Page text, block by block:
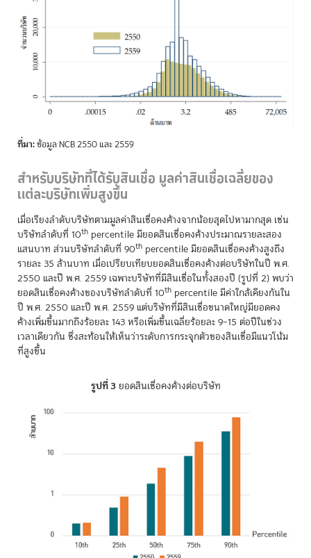
ที่มา:ข้อมูล NCB 2550 และ 2559
สำหรับบริษัทที่ได้รับสินเชื่อ มูลค่าสินเชื่อเฉลี่ยของ
แต่ละบริษัทเพิ่มสูงขึ้น
เมื่อเรียงลำดับบริษัทตามมูลค่าสินเชื่อคงค้างจากน้อยสุดไปหามากสุด เช่น
บริษัทลำดับที่ 10th percentile มียอดสินเชื่อคงค้างประมาณรายละสอง
แสนบาท ส่วนบริษัทลำดับที่ 90th percentile มียอดสินเชื่อคงค้างสูงถึง
รายละ 35 ล้านบาท เมื่อเปรียบเทียบยอดสินเชื่อคงค้างต่อบริษัทในปี พ.ศ.
2550 และปี พ.ศ. 2559 เฉพาะบริษัทที่มีสินเชื่อในทั้งสองปี (รูปที่ 2) พบว่า
ยอดสินเชื่อคงค้างของบริษัทลำดับที่ 10th percentile มีค่าใกล้เคียงกันใน
ปี พ.ศ. 2550 และปี พ.ศ. 2559 แต่บริษัทที่มีสินเชื่อขนาดใหญ่มียอดคง
ค้างเพิ่มขึ้นมากถึงร้อยละ 143 หรือเพิ่มขึ้นเฉลี่ยร้อยละ 9–15 ต่อปีในช่วง
เวลาเดียวกัน ซึ่งสะท้อนให้เห็นว่าระดับการกระจุกตัวของสินเชื่อมีแนวโน้ม
ที่สูงขึ้น
รูปที่ 3ยอดสินเชื่อคงค้างต่อบริษัท